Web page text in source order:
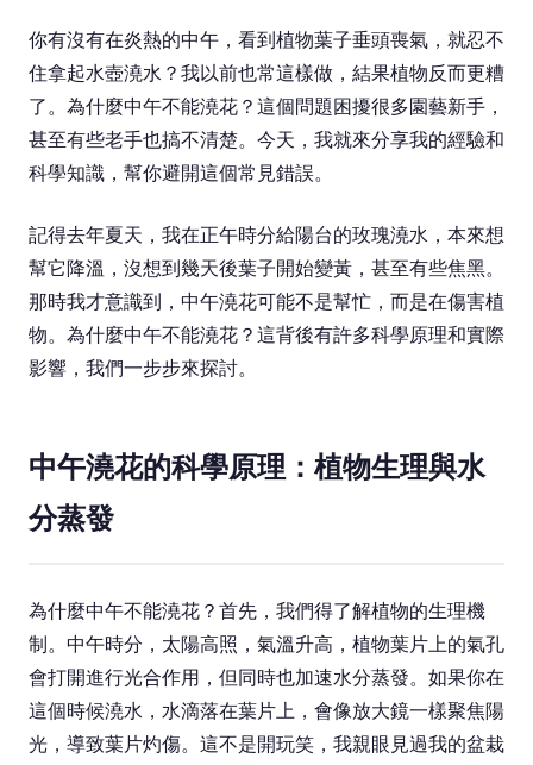
你有沒有在炎熱的中午，看到植物葉子垂頭喪氣，就忍不
住拿起水壺澆水？我以前也常這樣做，結果植物反而更糟
了。為什麼中午不能澆花？這個問題困擾很多園藝新手，
甚至有些老手也搞不清楚。今天，我就來分享我的經驗和
科學知識，幫你避開這個常見錯誤。
記得去年夏天，我在正午時分給陽台的玫瑰澆水，本來想
幫它降溫，沒想到幾天後葉子開始變黃，甚至有些焦黑。
那時我才意識到，中午澆花可能不是幫忙，而是在傷害植
物。為什麼中午不能澆花？這背後有許多科學原理和實際
影響，我們一步步來探討。
中午澆花的科學原理：植物生理與水
分蒸發
為什麼中午不能澆花？首先，我們得了解植物的生理機
制。中午時分，太陽高照，氣溫升高，植物葉片上的氣孔
會打開進行光合作用，但同時也加速水分蒸發。如果你在
這個時候澆水，水滴落在葉片上，會像放大鏡一樣聚焦陽
光，導致葉片灼傷。這不是開玩笑，我親眼見過我的盆栽